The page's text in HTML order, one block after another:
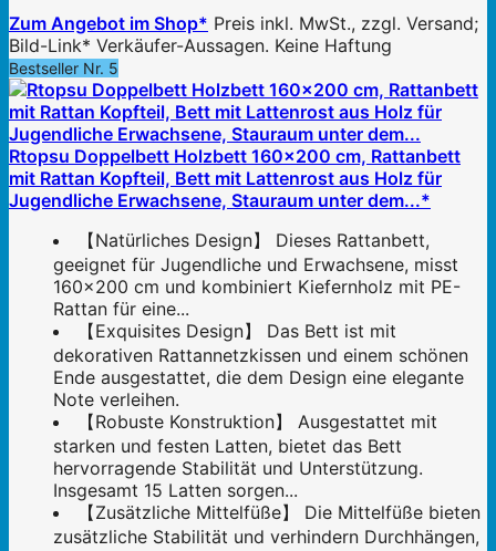
Zum Angebot im Shop* Preis inkl. MwSt., zzgl. Versand;
Bild-Link* Verkäufer-Aussagen. Keine Haftung
Bestseller Nr. 5
Rtopsu Doppelbett Holzbett 160x200 cm, Rattanbett
mit Rattan Kopfteil, Bett mit Lattenrost aus Holz für
Jugendliche Erwachsene, Stauraum unter dem...*
【Natürliches Design】 Dieses Rattanbett,
geeignet für Jugendliche und Erwachsene, misst
160x200 cm und kombiniert Kiefernholz mit PE-
Rattan für eine...
【Exquisites Design】 Das Bett ist mit
dekorativen Rattannetzkissen und einem schönen
Ende ausgestattet, die dem Design eine elegante
Note verleihen.
【Robuste Konstruktion】 Ausgestattet mit
starken und festen Latten, bietet das Bett
hervorragende Stabilität und Unterstützung.
Insgesamt 15 Latten sorgen...
【Zusätzliche Mittelfüße】 Die Mittelfüße bieten
zusätzliche Stabilität und verhindern Durchhängen,